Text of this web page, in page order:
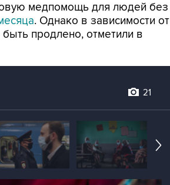
медпомощь для людей без
. Однако в зависимости от
продлено, отметили в
21